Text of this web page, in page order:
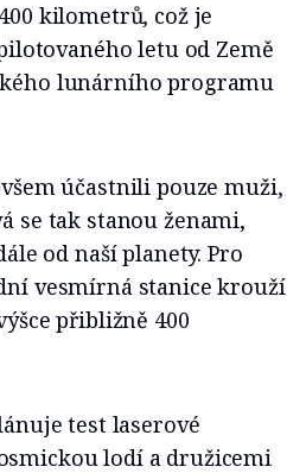
kilometrů, což je
letu od Země
lunárního programu
účastnili pouze muži,
se tak stanou ženami,
od naší planety. Pro
vesmírná stanice krouží
přibližně 400
test laserové
lodí a družicemi